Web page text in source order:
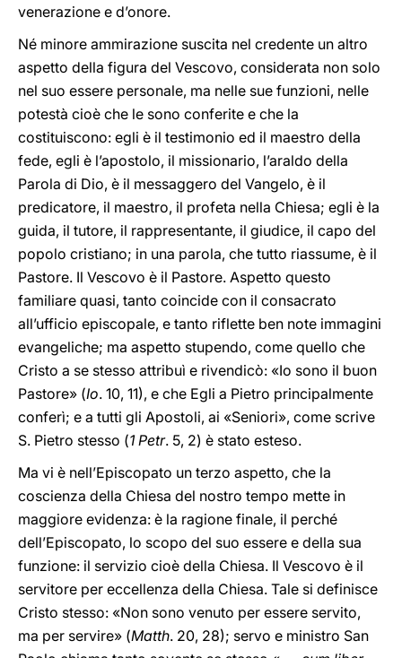
venerazione e d’onore.
Né minore ammirazione suscita nel credente un altro
aspetto della figura del Vescovo, considerata non solo
nel suo essere personale, ma nelle sue funzioni, nelle
potestà cioè che le sono conferite e che la
costituiscono: egli è il testimonio ed il maestro della
fede, egli è l’apostolo, il missionario, l’araldo della
Parola di Dio, è il messaggero del Vangelo, è il
predicatore, il maestro, il profeta nella Chiesa; egli è la
guida, il tutore, il rappresentante, il giudice, il capo del
popolo cristiano; in una parola, che tutto riassume, è il
Pastore. Il Vescovo è il Pastore. Aspetto questo
familiare quasi, tanto coincide con il consacrato
all’ufficio episcopale, e tanto riflette ben note immagini
evangeliche; ma aspetto stupendo, come quello che
Cristo a se stesso attribuì e rivendicò: «Io sono il buon
Pastore» (Io. 10, 11), e che Egli a Pietro principalmente
conferì; e a tutti gli Apostoli, ai «Seniori», come scrive
S. Pietro stesso (1 Petr. 5, 2) è stato esteso.
Ma vi è nell’Episcopato un terzo aspetto, che la
coscienza della Chiesa del nostro tempo mette in
maggiore evidenza: è la ragione finale, il perché
dell’Episcopato, lo scopo del suo essere e della sua
funzione: il servizio cioè della Chiesa. Il Vescovo è il
servitore per eccellenza della Chiesa. Tale si definisce
Cristo stesso: «Non sono venuto per essere servito,
ma per servire» (Matth. 20, 28); servo e ministro San